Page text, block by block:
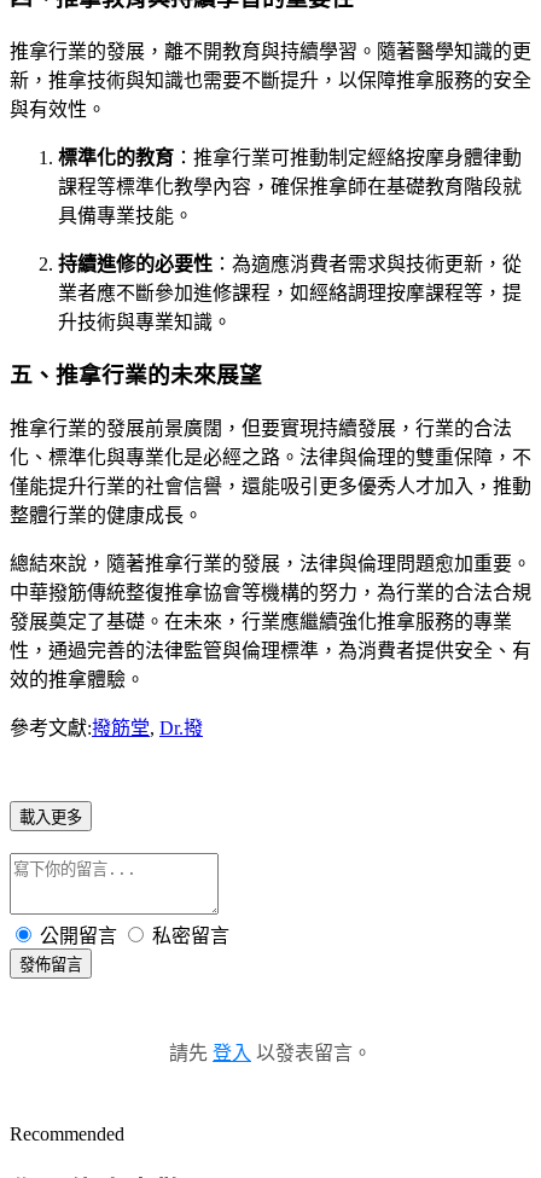
推拿行業的發展，離不開教育與持續學習。隨著醫學知識的更
新，推拿技術與知識也需要不斷提升，以保障推拿服務的安全
與有效性。
標準化的教育 ：推拿行業可推動制定經絡按摩身體律動
課程等標準化教學內容，確保推拿師在基礎教育階段就
具備專業技能。
持續進修的必要性 ：為適應消費者需求與技術更新，從
業者應不斷參加進修課程，如經絡調理按摩課程等，提
升技術與專業知識。
五、推拿行業的未來展望
推拿行業的發展前景廣闊，但要實現持續發展，行業的合法
化、標準化與專業化是必經之路。法律與倫理的雙重保障，不
僅能提升行業的社會信譽，還能吸引更多優秀人才加入，推動
整體行業的健康成長。
總結來說，隨著推拿行業的發展，法律與倫理問題愈加重要。
中華撥筋傳統整復推拿協會等機構的努力，為行業的合法合規
發展奠定了基礎。在未來，行業應繼續強化推拿服務的專業
性，通過完善的法律監管與倫理標準，為消費者提供安全、有
效的推拿體驗。
參考文獻:撥筋堂, Dr.撥
載入更多
公開留言 私密留言
發佈留言
請先 登入 以發表留言。
Recommended